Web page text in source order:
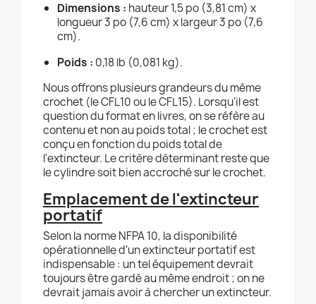
Dimensions : hauteur 1,5 po (3,81 cm) x
longueur 3 po (7,6 cm) x largeur 3 po (7,6
cm).
Poids : 0,18 lb (0,081 kg).
Nous offrons plusieurs grandeurs du même
crochet (le CFL10 ou le CFL15). Lorsqu'il est
question du format en livres, on se réfère au
contenu et non au poids total ; le crochet est
conçu en fonction du poids total de
l'extincteur. Le critère déterminant reste que
le cylindre soit bien accroché sur le crochet.
Emplacement de l'extincteur
portatif
Selon la norme NFPA 10, la disponibilité
opérationnelle d'un extincteur portatif est
indispensable : un tel équipement devrait
toujours être gardé au même endroit ; on ne
devrait jamais avoir à chercher un extincteur.